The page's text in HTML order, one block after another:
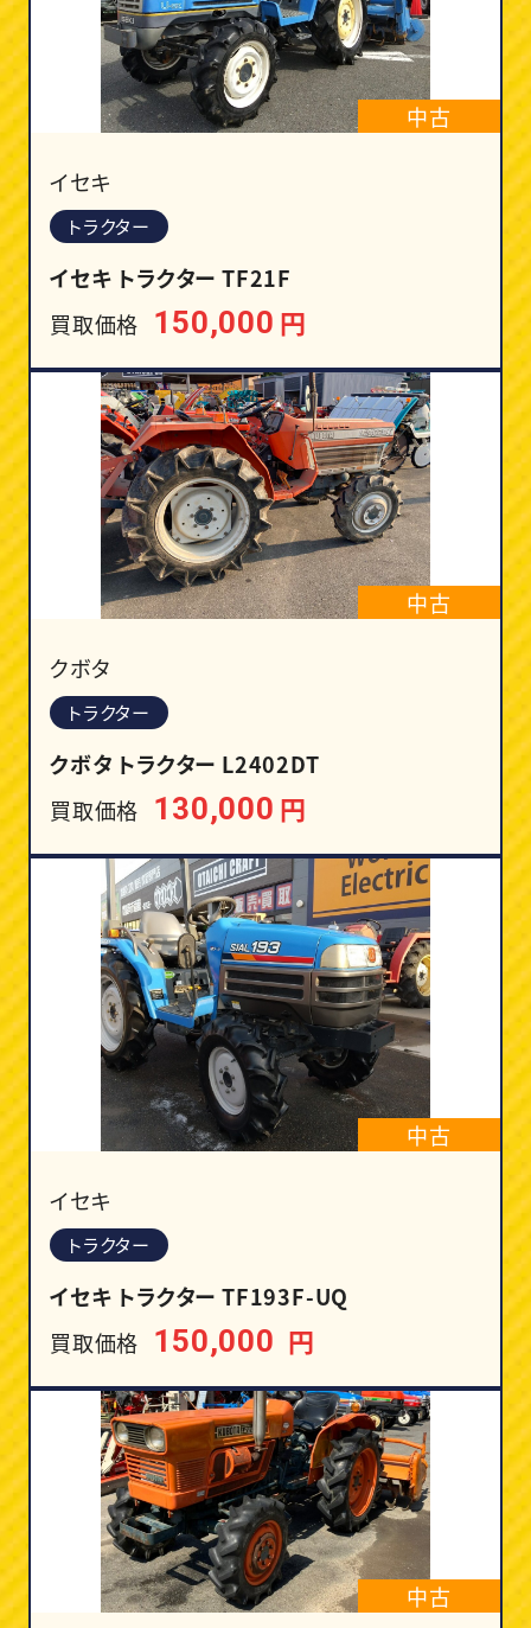
中古
イセキ
トラクター
イセキ トラクター TF21F
買取価格 150,000 円
中古
クボタ
トラクター
クボタ トラクター L2402DT
買取価格 130,000 円
中古
イセキ
トラクター
イセキ トラクター TF193F-UQ
買取価格 150,000 円
中古